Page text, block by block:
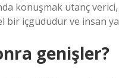
konuşmak utanç
içgüdüdür ve insan
genişler?